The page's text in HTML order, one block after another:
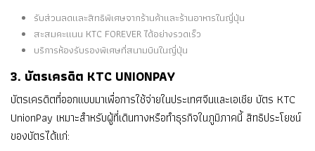
รับส่วนลดและสิทธิพิเศษจากร้านค้าและร้านอาหารในญี่ปุ่น
สะสมคะแนน KTC FOREVER ได้อย่างรวดเร็ว
บริการห้องรับรองพิเศษที่สนามบินในญี่ปุ่น
3. บัตรเครดิต KTC UNIONPAY
บัตรเครดิตที่ออกแบบมาเพื่อการใช้จ่ายในประเทศจีนและเอเชีย บัตร KTC
UnionPay เหมาะสำหรับผู้ที่เดินทางหรือทำธุรกิจในภูมิภาคนี้ สิทธิประโยชน์
ของบัตรได้แก่: